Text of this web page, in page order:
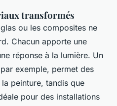
transformés
ou les composites ne
Chacun apporte une
réponse à la lumière. Un
exemple, permet des
peinture, tandis que
pour des installations